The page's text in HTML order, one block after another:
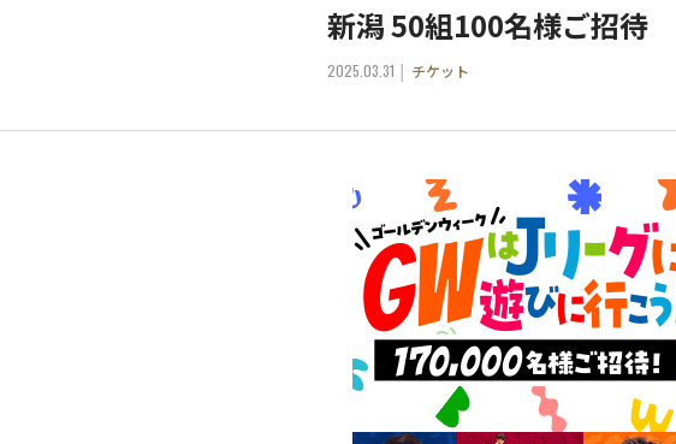
新潟 50組100名様ご招待
2025.03.31 チケット